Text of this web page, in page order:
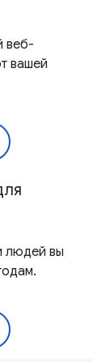
веб-
вашей
людей вы